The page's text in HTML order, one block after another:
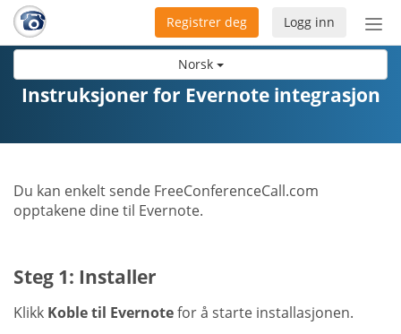
Norsk
Bytt
Logg inn
Registrer deg
Instruksjoner for Evernote integrasjon
Du kan enkelt sende FreeConferenceCall.com
opptakene dine til Evernote.
Steg 1: Installer
Klikk Koble til Evernotefor å starte installasjonen.